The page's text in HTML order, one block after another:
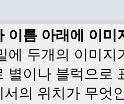
이름 아래에 이미
에 두개의 이미
별이나 블럭으로
서의 위치가 무엇